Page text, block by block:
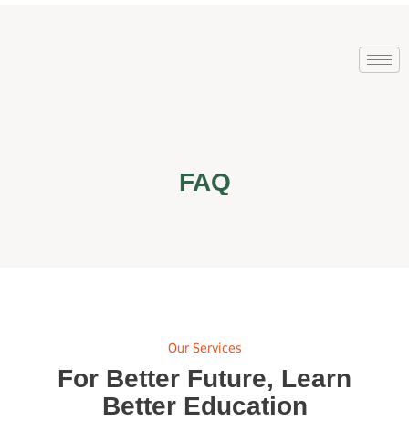
FAQ
Our Services
For Better Future, Learn
Better Education